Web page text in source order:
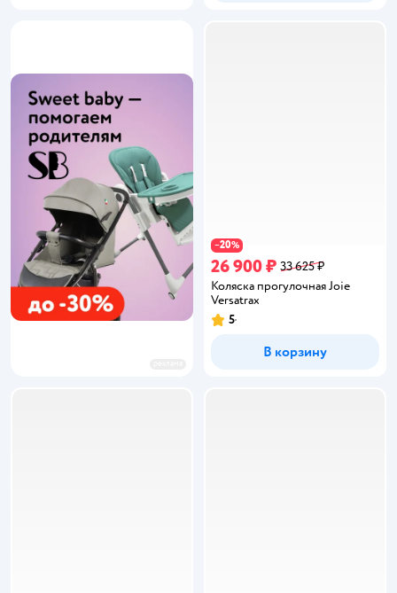
−20%
26 900 ₽ 33 625 ₽
Коляска прогулочная Joie
Versatrax
Рейтинг:
5
В корзину